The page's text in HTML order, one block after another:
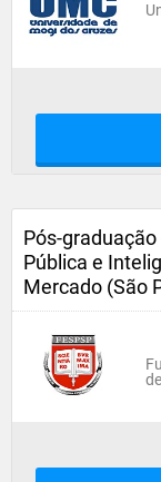
Pós-
Pública e
Mercado (São